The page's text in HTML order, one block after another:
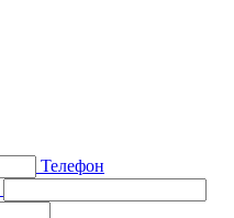
Телефон